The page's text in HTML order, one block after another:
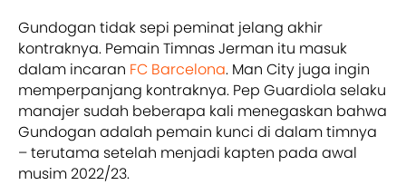
Gundogan tidak sepi peminat jelang akhir
kontraknya. Pemain Timnas Jerman itu masuk
dalam incaran FC Barcelona. Man City juga ingin
memperpanjang kontraknya. Pep Guardiola selaku
manajer sudah beberapa kali menegaskan bahwa
Gundogan adalah pemain kunci di dalam timnya
– terutama setelah menjadi kapten pada awal
musim 2022/23.